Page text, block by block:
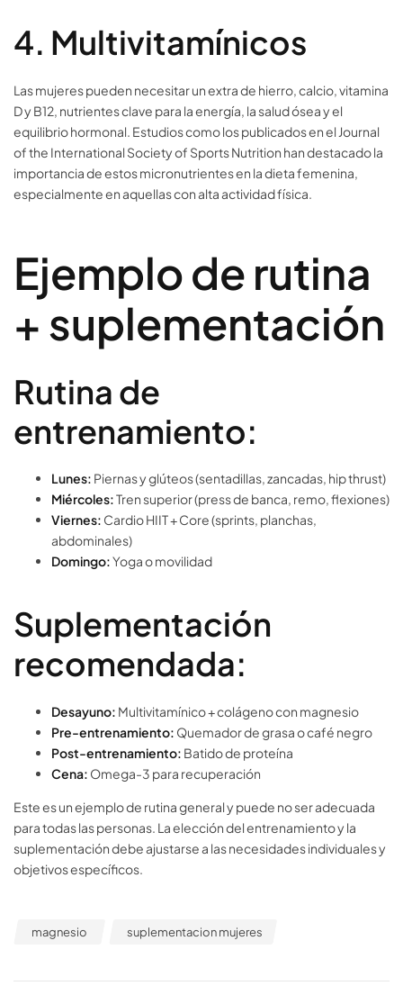
4. Multivitamínicos
Las mujeres pueden necesitar un extra de hierro, calcio, vitamina
D y B12, nutrientes clave para la energía, la salud ósea y el
equilibrio hormonal. Estudios como los publicados en el Journal
of the International Society of Sports Nutrition han destacado la
importancia de estos micronutrientes en la dieta femenina,
especialmente en aquellas con alta actividad física.
Ejemplo de rutina
+ suplementación
Rutina de
entrenamiento:
Lunes: Piernas y glúteos (sentadillas, zancadas, hip thrust)
Miércoles:Tren superior (press de banca, remo, flexiones)
Viernes: Cardio HIIT + Core (sprints, planchas,
abdominales)
Domingo:Yoga o movilidad
Suplementación
recomendada:
Desayuno: Multivitamínico + colágeno con magnesio
Pre-entrenamiento: Quemador de grasa o café negro
Post-entrenamiento: Batido de proteína
Cena: Omega-3 para recuperación
Este es un ejemplo de rutina general y puede no ser adecuada
para todas las personas. La elección del entrenamiento y la
suplementación debe ajustarse a las necesidades individuales y
objetivos específicos.
magnesio suplementacion mujeres